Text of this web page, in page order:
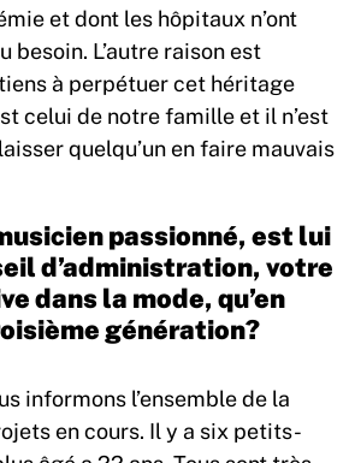
et dont les hôpitaux n’ont
besoin. L’autre raison est
à perpétuer cet héritage
celui de notre famille et il n’est
quelqu’un en faire mauvais
passionné, est lui
d’administration, votre
dans la mode, qu’en
génération?
informons l’ensemble de la
en cours. Il y a six petits-